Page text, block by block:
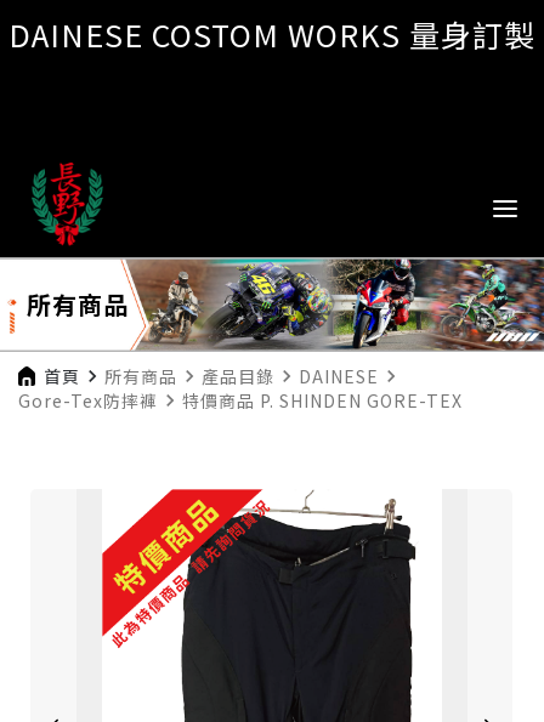
DAINESE COSTOM WORKS 量身訂製
所有商品
首頁 navigate_next 所有商品 navigate_next 產品目錄 navigate_next DAINESE navigate_next
Gore-Tex防摔褲 navigate_next 特價商品 P. SHINDEN GORE-TEX